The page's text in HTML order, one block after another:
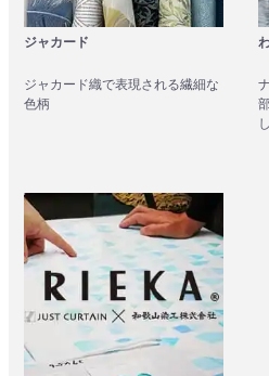
ジャカード
ジャカード織で表現される繊細な
色柄